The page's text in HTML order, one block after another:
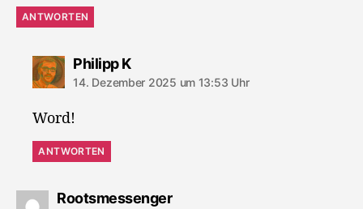
ANTWORTEN
Philipp Ksagt:
14. Dezember 2025 um 13:53 Uhr
Word!
ANTWORTEN
Rootsmessengersagt: